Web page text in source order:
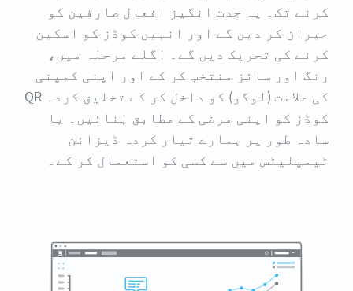
کرنے تک۔ یہ جدت انگیز افعال صارفین کو
حیران کر دیں گے اور انہیں کوڈز کو اسکین
کرنے کی تحریک دیں گے۔ اگلے مرحلہ میں،
رنگ اور سائز منتخب کر کے اور اپنی کمپنی
کی علامت (لوگو) کو داخل کر کے تخلیق کردہ QR
کوڈز کو اپنی مرضی کے مطابق بنائیں۔ یا
سادہ طور پر ہمارے تیار کردہ ڈیزائن
ٹیمپلیٹس میں سے کسی کو استعمال کر کے۔